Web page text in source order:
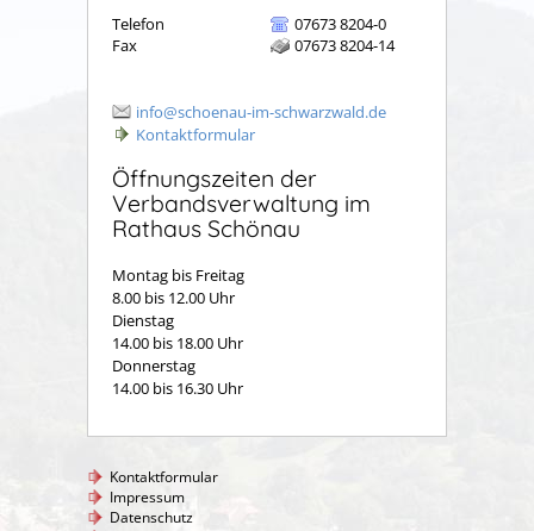
Telefon
07673 8204-0
Fax
07673 8204-14
info@schoenau-im-schwarzwald.de
Kontaktformular
Öffnungszeiten der
Verbandsverwaltung im
Rathaus Schönau
Montag bis Freitag
8.00 bis 12.00 Uhr
Dienstag
14.00 bis 18.00 Uhr
Donnerstag
14.00 bis 16.30 Uhr
Kontaktformular
Impressum
Datenschutz